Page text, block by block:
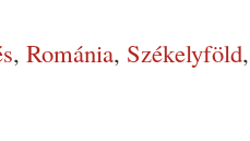
, Románia, Székelyföld